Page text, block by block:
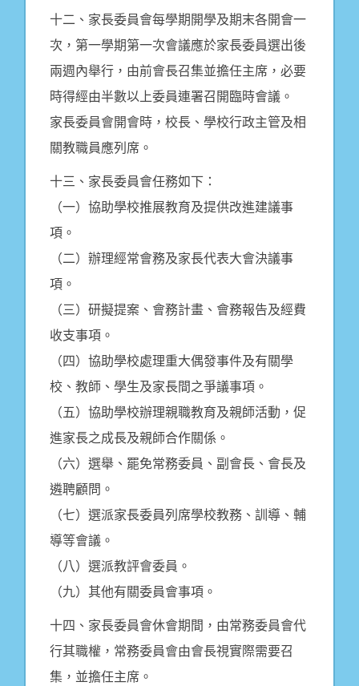
十二、家長委員會每學期開學及期末各開會一
次，第一學期第一次會議應於家長委員選出後
兩週內舉行，由前會長召集並擔任主席，必要
時得經由半數以上委員連署召開臨時會議。
家長委員會開會時，校長、學校行政主管及相
關教職員應列席。
十三、家長委員會任務如下：
（一）協助學校推展教育及提供改進建議事
項。
（二）辦理經常會務及家長代表大會決議事
項。
（三）研擬提案、會務計畫、會務報告及經費
收支事項。
（四）協助學校處理重大偶發事件及有關學
校、教師、學生及家長間之爭議事項。
（五）協助學校辦理親職教育及親師活動，促
進家長之成長及親師合作關係。
（六）選舉、罷免常務委員、副會長、會長及
遴聘顧問。
（七）選派家長委員列席學校教務、訓導、輔
導等會議。
（八）選派教評會委員。
（九）其他有關委員會事項。
十四、家長委員會休會期間，由常務委員會代
行其職權，常務委員會由會長視實際需要召
集，並擔任主席。